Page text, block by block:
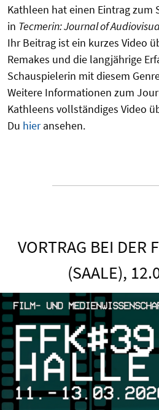
Kathleen hat einen Eintrag zum
in Tecmerin: Journal of
Ihr Beitrag ist ein kurzes Video
Remakes und die langjährige
Schauspielerin mit diesem
Weitere Informationen zum
Kathleens vollständiges Video
Du hieransehen.
VORTRAG BEI DER
(SAALE),